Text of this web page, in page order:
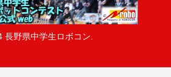
長野県中学生ロボコン.